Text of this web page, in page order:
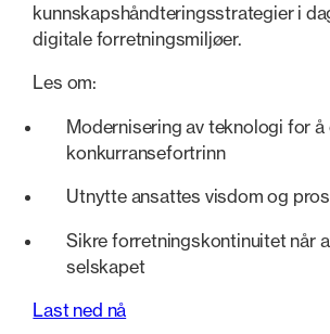
kunnskapshåndteringsstrategier i
digitale forretningsmiljøer.
Les om:
Modernisering av teknologi for
konkurransefortrinn
Utnytte ansattes visdom og
Sikre forretningskontinuitet når
selskapet
Last ned nå